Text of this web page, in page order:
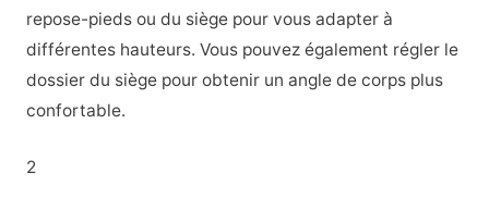
repose-pieds ou du siège pour vous adapter à
différentes hauteurs. Vous pouvez également régler le
dossier du siège pour obtenir un angle de corps plus
confortable.
2